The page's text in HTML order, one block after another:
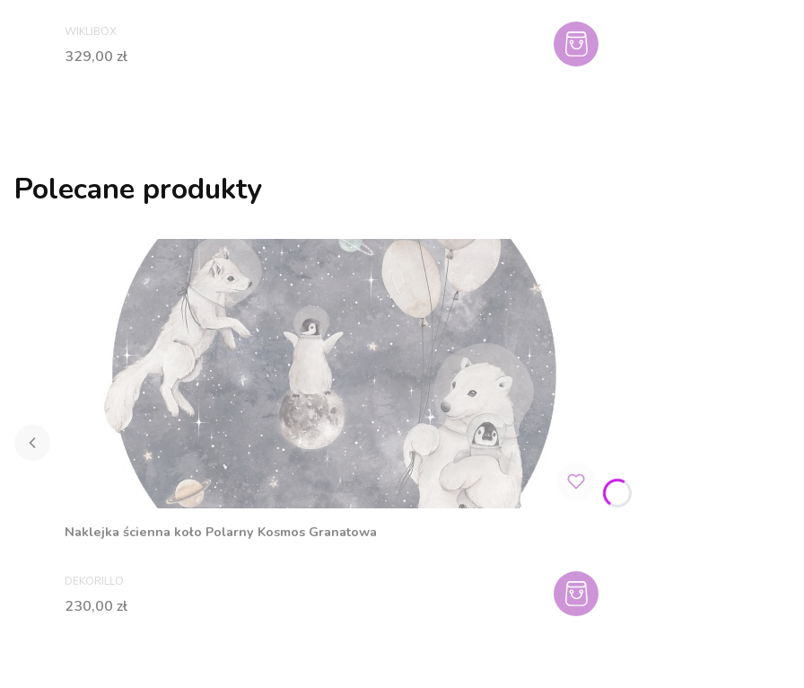
PRODUCENT
WIKLIBOX
Cena
329,00 zł
Polecane produkty
Naklejka ścienna koło Polarny Kosmos Granatowa
PRODUCENT
DEKORILLO
Cena
230,00 zł